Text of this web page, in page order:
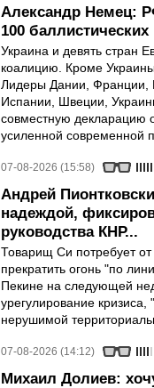
Александр Немец:
100 баллистических
Украина и девять стран
коалицию. Кроме
Лидеры Дании, Франции,
Испании, Швеции,
совместную декларацию
усиленной современной
07-08-2026 (15:58)
Андрей
надеждой,
руководства КНР...
Товарищ Си потребует
прекратить огонь "по
Пекине на следующей
урегулирование
нерушимой
07-08-2026 (14:12)
Михаил Долиев: